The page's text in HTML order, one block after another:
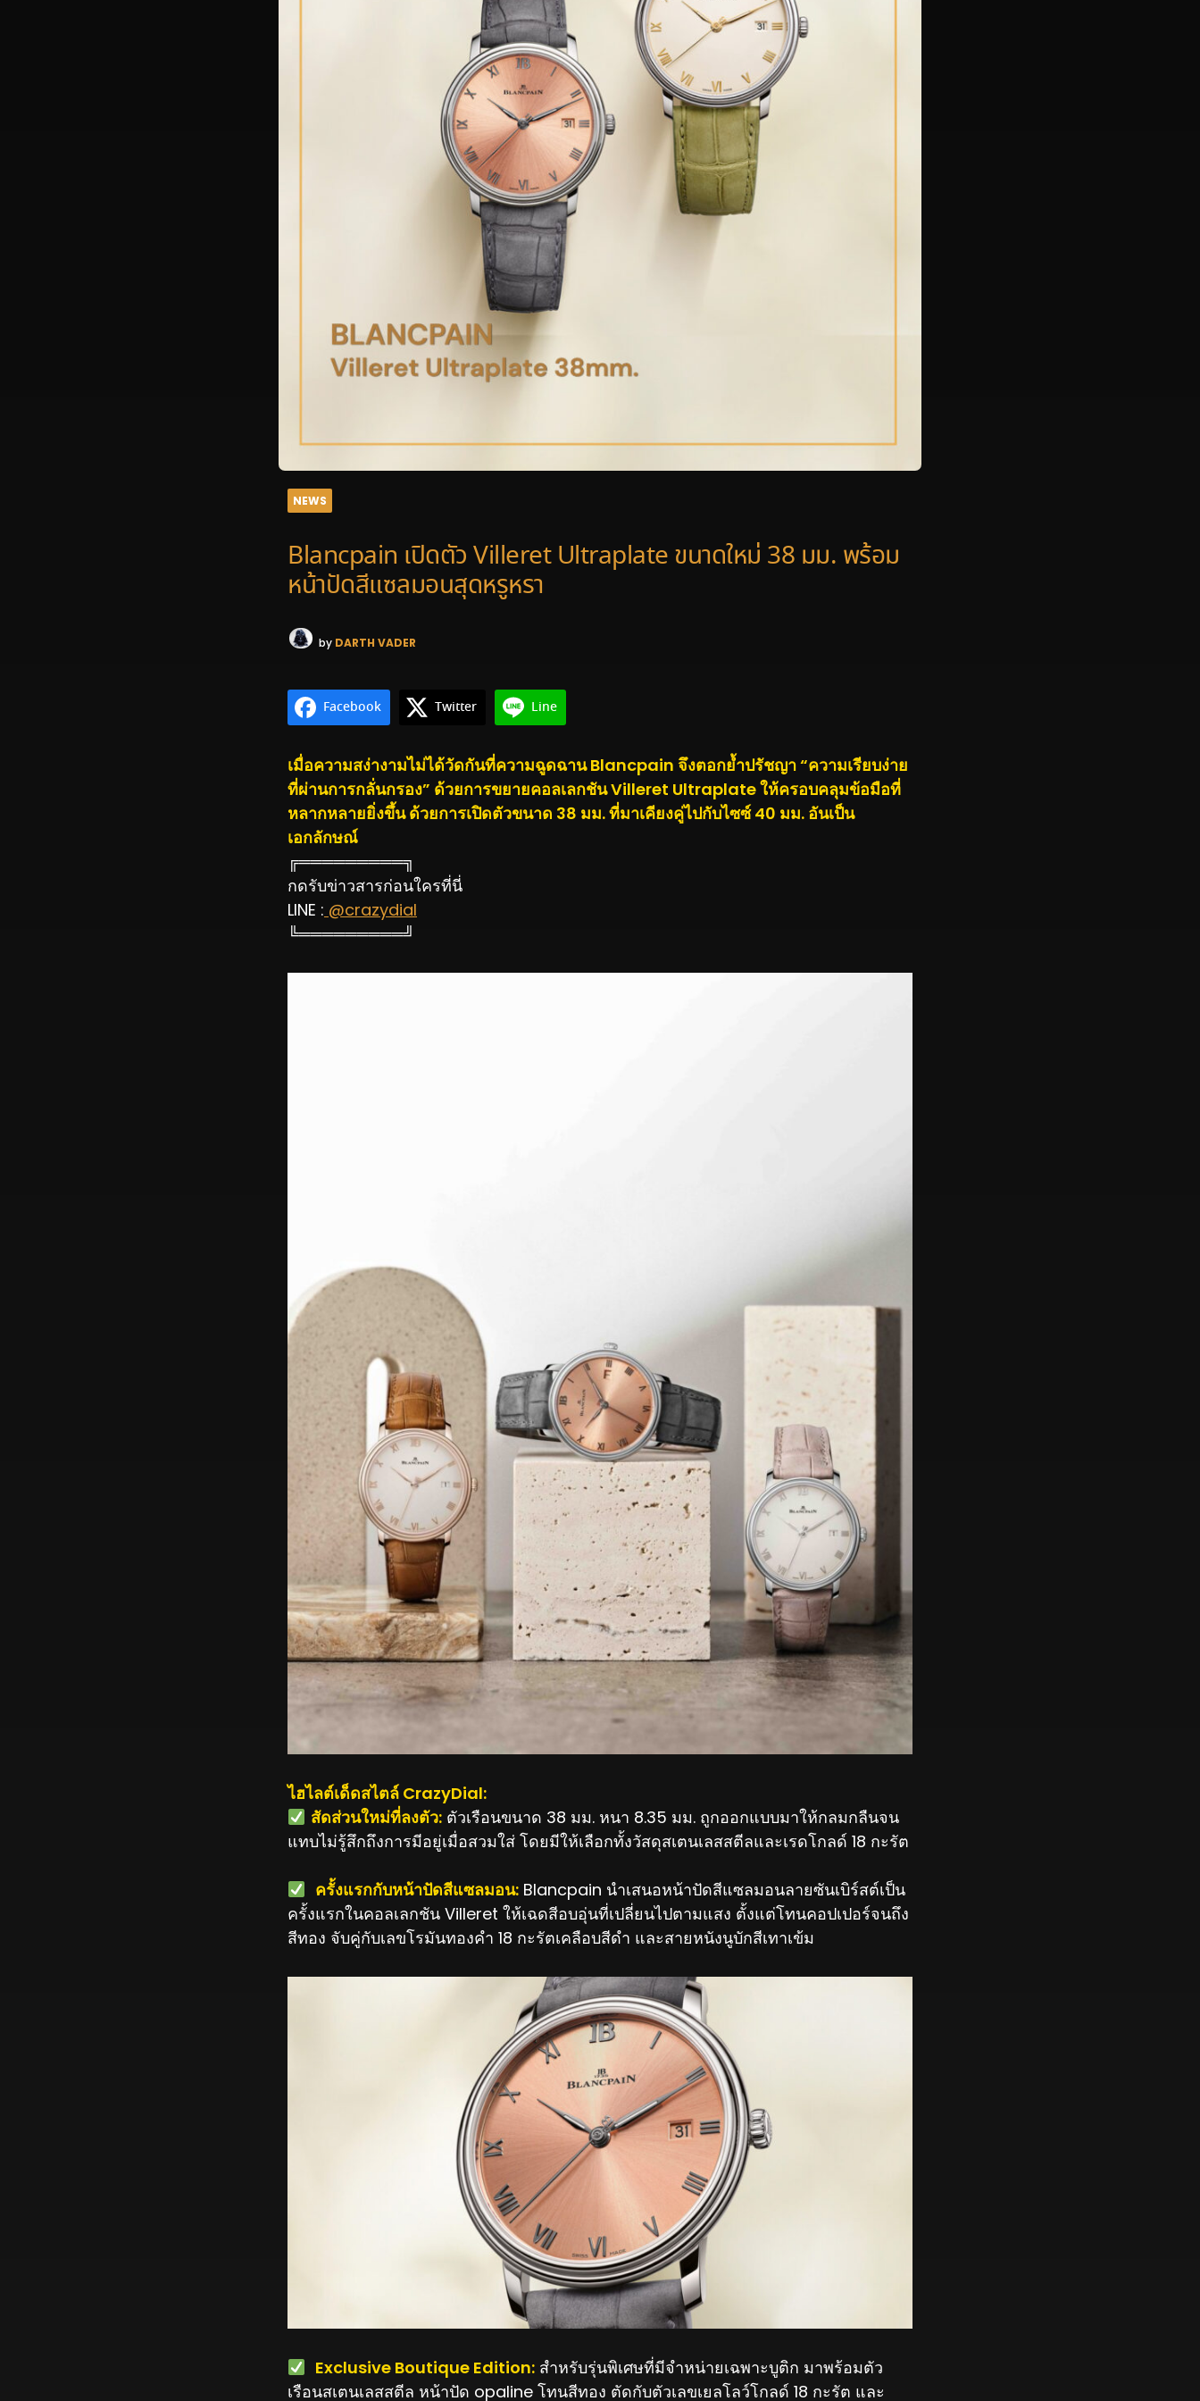
NEWS
Blancpain เปิดตัว Villeret Ultraplate ขนาดใหม่ 38 มม. พร้อม
หน้าปัดสีแซลมอนสุดหรูหรา
by DARTH VADER
Facebook Twitter Line
เมื่อความสง่างามไม่ได้วัดกันที่ความฉูดฉาน Blancpain จึงตอกย้ำปรัชญา “ความเรียบง่าย
ที่ผ่านการกลั่นกรอง” ด้วยการขยายคอลเลกชัน Villeret Ultraplate ให้ครอบคลุมข้อมือที่
หลากหลายยิ่งขึ้น ด้วยการเปิดตัวขนาด 38 มม. ที่มาเคียงคู่ไปกับไซซ์ 40 มม. อันเป็น
เอกลักษณ์
╔═════════╗
กดรับข่าวสารก่อนใครที่นี่
LINE : @crazydial
╚═════════╝
ไฮไลต์เด็ดสไตล์ CrazyDial:
สัดส่วนใหม่ที่ลงตัว:ตัวเรือนขนาด 38 มม. หนา 8.35 มม. ถูกออกแบบมาให้กลมกลืนจน
แทบไม่รู้สึกถึงการมีอยู่เมื่อสวมใส่ โดยมีให้เลือกทั้งวัสดุสเตนเลสสตีลและเรดโกลด์ 18 กะรัต
ครั้งแรกกับหน้าปัดสีแซลมอน:Blancpain นำเสนอหน้าปัดสีแซลมอนลายซันเบิร์สต์เป็น
ครั้งแรกในคอลเลกชัน Villeret ให้เฉดสีอบอุ่นที่เปลี่ยนไปตามแสง ตั้งแต่โทนคอปเปอร์จนถึง
สีทอง จับคู่กับเลขโรมันทองคำ 18 กะรัตเคลือบสีดำ และสายหนังนูบักสีเทาเข้ม
Exclusive Boutique Edition:สำหรับรุ่นพิเศษที่มีจำหน่ายเฉพาะบูติก มาพร้อมตัว
เรือนสเตนเลสสตีล หน้าปัด opaline โทนสีทอง ตัดกับตัวเลขเยลโลว์โกลด์ 18 กะรัต และ